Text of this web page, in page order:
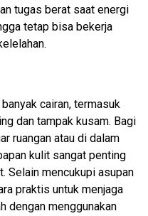
tugas berat saat energi
tetap bisa bekerja
cairan, termasuk
dan tampak kusam. Bagi
ruangan atau di dalam
kulit sangat penting
Selain mencukupi asupan
praktis untuk menjaga
dengan menggunakan